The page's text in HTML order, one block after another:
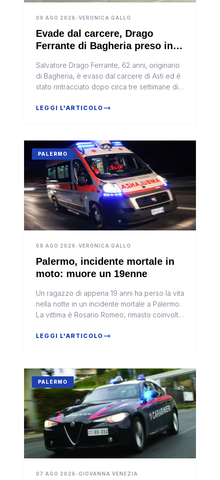
09 AGO 2026 •VERONICA GALLO
Evade dal carcere, Drago
Ferrante di Bagheria preso in
Salvatore Drago Ferrante, 62 anni, originario
di Bagheria, è evaso dal carcere di Asti ed è
stato rintracciato dopo circa tre settimane di
Calabria. L’uomo...
LEGGI L'ARTICOLO
PALERMO
08 AGO 2026 •VERONICA GALLO
Palermo, incidente mortale in
moto: muore un 19enne
Un ragazzo di appena 19 anni ha perso la vita
nella notte in un incidente mortale a Palermo.
La vittima è Rosario Romeo, rimasto coinvolto
moto lungo viale E...
LEGGI L'ARTICOLO
PALERMO
07 AGO 2026 •GIOVANNA VENEZIA